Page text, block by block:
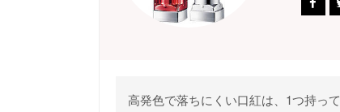
高発色で落ちにくい口紅は、1つ持っ